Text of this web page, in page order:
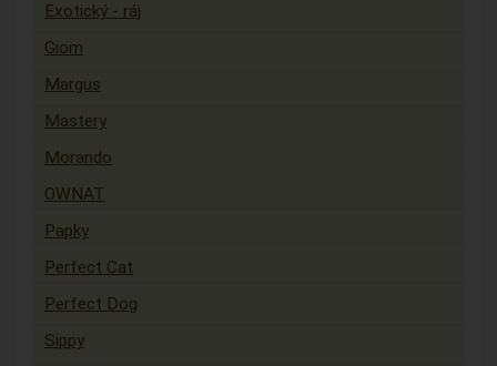
Exotický - ráj
Giom
Margus
Mastery
Morando
OWNAT
Papky
Perfect Cat
Perfect Dog
Sippy